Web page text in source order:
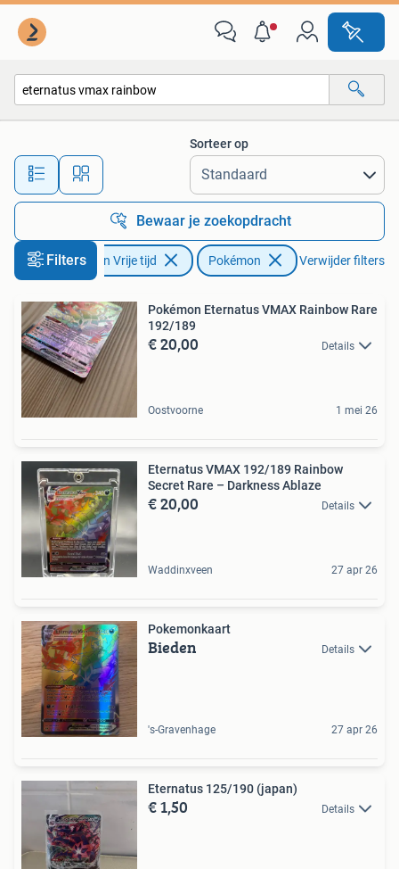
Alle afstanden…
Sorteer op
Bewaar je zoekopdracht
Filters
Hobby en Vrije tijd Pokémon Verwijder filters
Pokémon Eternatus VMAX Rainbow Rare
192/189
€ 20,00 Details
Oostvoorne 1 mei 26
Eternatus VMAX 192/189 Rainbow
Secret Rare – Darkness Ablaze
€ 20,00 Details
Waddinxveen 27 apr 26
Pokemonkaart
Bieden Details
's-Gravenhage 27 apr 26
Eternatus 125/190 (japan)
€ 1,50 Details